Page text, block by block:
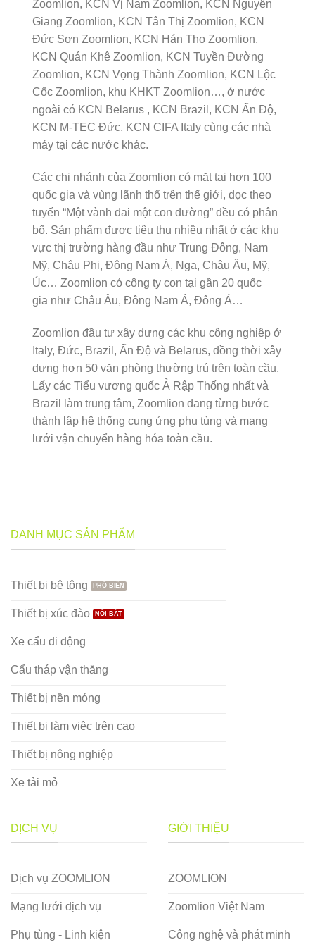
Zoomlion, KCN Vị Nam Zoomlion, KCN Nguyên
Giang Zoomlion, KCN Tân Thị Zoomlion, KCN
Đức Sơn Zoomlion, KCN Hán Thọ Zoomlion,
KCN Quán Khê Zoomlion, KCN Tuyền Đường
Zoomlion, KCN Vọng Thành Zoomlion, KCN Lộc
Cốc Zoomlion, khu KHKT Zoomlion…, ở nước
ngoài có KCN Belarus , KCN Brazil, KCN Ấn Độ,
KCN M-TEC Đức, KCN CIFA Italy cùng các nhà
máy tại các nước khác.
Các chi nhánh của Zoomlion có mặt tại hơn 100
quốc gia và vùng lãnh thổ trên thế giới, dọc theo
tuyến “Một vành đai một con đường” đều có phân
bố. Sản phẩm được tiêu thụ nhiều nhất ở các khu
vực thị trường hàng đầu như Trung Đông, Nam
Mỹ, Châu Phi, Đông Nam Á, Nga, Châu Âu, Mỹ,
Úc… Zoomlion có công ty con tại gần 20 quốc
gia như Châu Âu, Đông Nam Á, Đông Á…
Zoomlion đầu tư xây dựng các khu công nghiệp ở
Italy, Đức, Brazil, Ấn Độ và Belarus, đồng thời xây
dựng hơn 50 văn phòng thường trú trên toàn cầu.
Lấy các Tiểu vương quốc Ả Rập Thống nhất và
Brazil làm trung tâm, Zoomlion đang từng bước
thành lập hệ thống cung ứng phụ tùng và mạng
lưới vận chuyển hàng hóa toàn cầu.
DANH MỤC SẢN PHẨM
Thiết bị bê tông
Thiết bị xúc đào
Xe cẩu di động
Cẩu tháp vận thăng
Thiết bị nền móng
Thiết bị làm việc trên cao
Thiết bị nông nghiệp
Xe tải mỏ
DỊCH VỤ
Dịch vụ ZOOMLION
Mạng lưới dịch vụ
Phụ tùng - Linh kiện
GIỚI THIỆU
ZOOMLION
Zoomlion Việt Nam
Công nghệ và phát minh